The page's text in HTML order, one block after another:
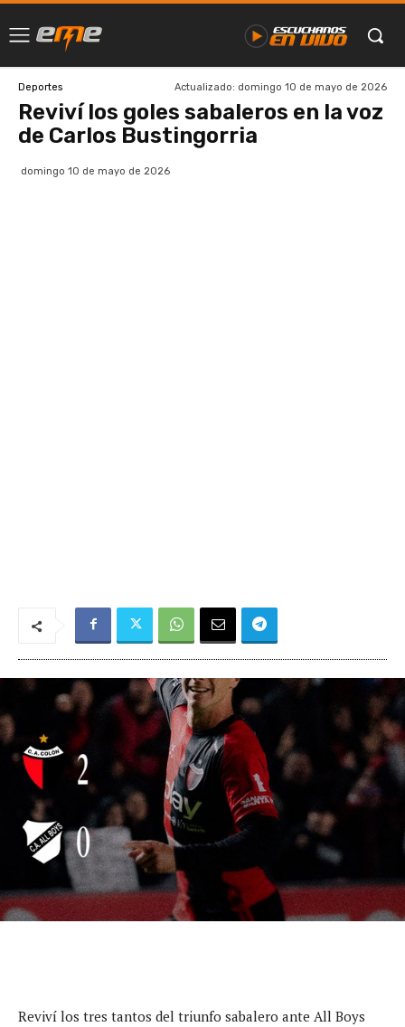
Deportes Actualizado: domingo 10 de mayo de 2026
Reviví los goles sabaleros en la voz
de Carlos Bustingorria
domingo 10 de mayo de 2026
Reviví los tres tantos del triunfo sabalero ante All Boys